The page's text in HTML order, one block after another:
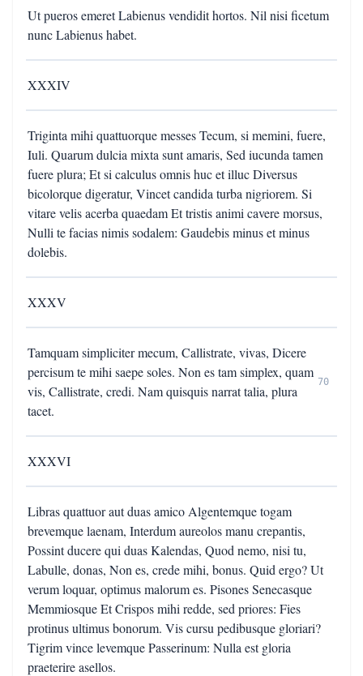
Ut pueros emeret Labienus vendidit hortos. Nil nisi ficetum
nunc Labienus habet.
XXXIV
Triginta mihi quattuorque messes Tecum, si memini, fuere,
Iuli. Quarum dulcia mixta sunt amaris, Sed iucunda tamen
fuere plura; Et si calculus omnis huc et illuc Diversus
bicolorque digeratur, Vincet candida turba nigriorem. Si
vitare velis acerba quaedam Et tristis animi cavere morsus,
Nulli te facias nimis sodalem: Gaudebis minus et minus
dolebis.
XXXV
Tamquam simpliciter mecum, Callistrate, vivas, Dicere
percisum te mihi saepe soles. Non es tam simplex, quam
vis, Callistrate, credi. Nam quisquis narrat talia, plura
tacet.
70
XXXVI
Libras quattuor aut duas amico Algentemque togam
brevemque laenam, Interdum aureolos manu crepantis,
Possint ducere qui duas Kalendas, Quod nemo, nisi tu,
Labulle, donas, Non es, crede mihi, bonus. Quid ergo? Ut
verum loquar, optimus malorum es. Pisones Senecasque
Memmiosque Et Crispos mihi redde, sed priores: Fies
protinus ultimus bonorum. Vis cursu pedibusque gloriari?
Tigrim vince levemque Passerinum: Nulla est gloria
praeterire asellos.